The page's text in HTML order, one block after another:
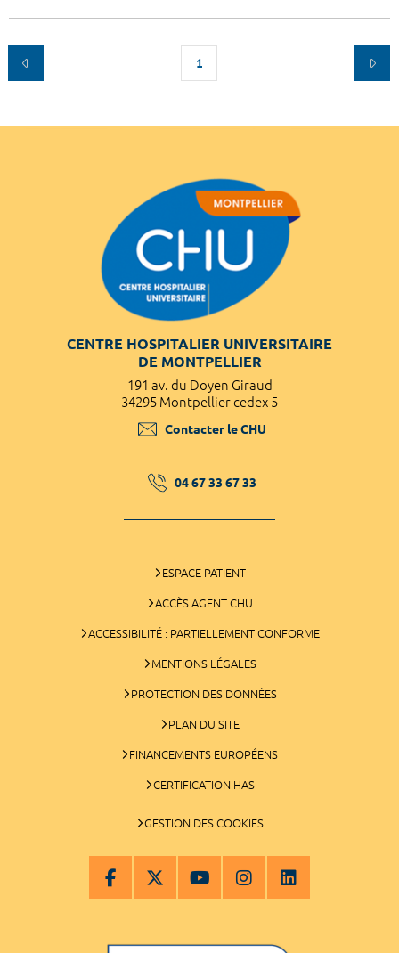
1
CENTRE HOSPITALIER UNIVERSITAIRE
DE MONTPELLIER
191 av. du Doyen Giraud
34295 Montpellier cedex 5
Contacter le CHU
04 67 33 67 33
ESPACE PATIENT
ACCÈS AGENT CHU
ACCESSIBILITÉ : PARTIELLEMENT CONFORME
MENTIONS LÉGALES
PROTECTION DES DONNÉES
PLAN DU SITE
FINANCEMENTS EUROPÉENS
CERTIFICATION HAS
GESTION DES COOKIES